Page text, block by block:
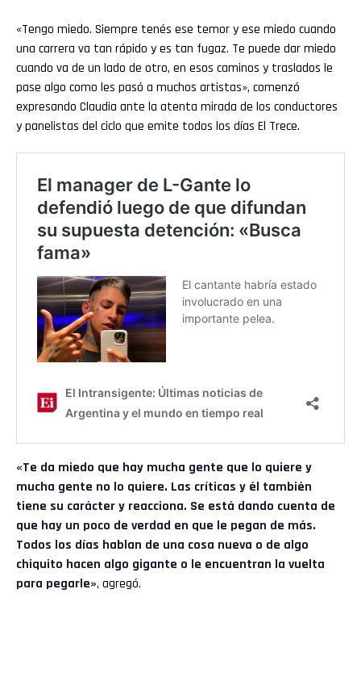
«Tengo miedo. Siempre tenés ese temor y ese miedo cuando
una carrera va tan rápido y es tan fugaz. Te puede dar miedo
cuando va de un lado de otro, en esos caminos y traslados le
pase algo como les pasó a muchos artistas», comenzó
expresando Claudia ante la atenta mirada de los conductores
y panelistas del ciclo que emite todos los días El Trece.
«Te da miedo que hay mucha gente que lo quiere y
mucha gente no lo quiere. Las críticas y él también
tiene su carácter y reacciona. Se está dando cuenta de
que hay un poco de verdad en que le pegan de más.
Todos los días hablan de una cosa nueva o de algo
chiquito hacen algo gigante o le encuentran la vuelta
para pegarle», agregó.